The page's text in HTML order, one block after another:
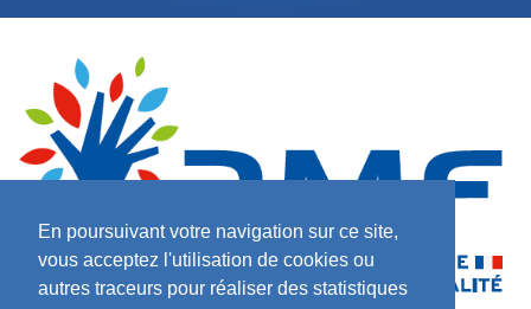
En poursuivant votre navigation sur ce site,
vous acceptez l'utilisation de cookies ou
autres traceurs pour réaliser des statistiques